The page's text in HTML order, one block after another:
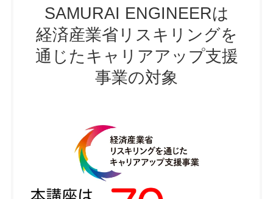
SAMURAI ENGINEERは
経済産業省リスキリングを
通じたキャリアアップ支援
事業の対象